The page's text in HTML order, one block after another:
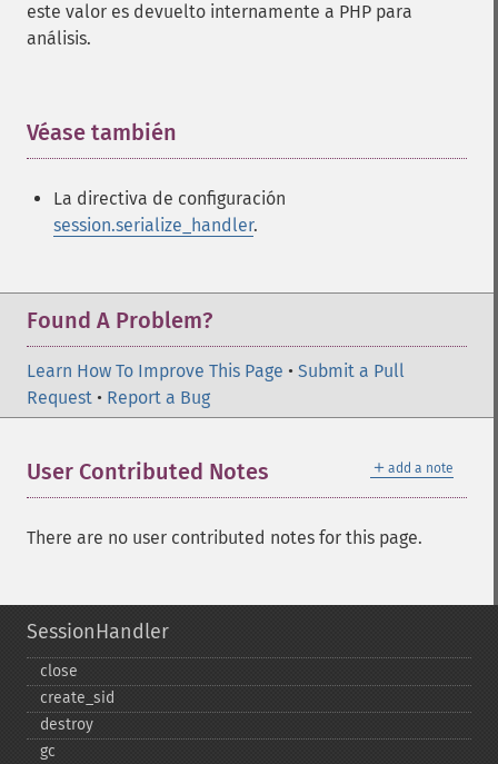
este valor es devuelto internamente a PHP para
análisis.
Véase también
La directiva de configuración
session.serialize_handler.
Found A Problem?
Learn How To Improve This Page • Submit a Pull
Request • Report a Bug
＋ add a note
User Contributed Notes
There are no user contributed notes for this page.
SessionHandler
close
create_​sid
destroy
gc